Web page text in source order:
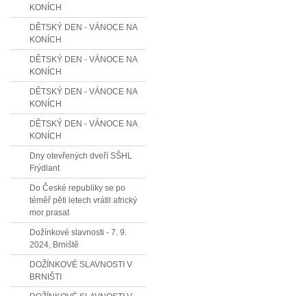
KONÍCH
DĚTSKÝ DEN - VÁNOCE NA
KONÍCH
DĚTSKÝ DEN - VÁNOCE NA
KONÍCH
DĚTSKÝ DEN - VÁNOCE NA
KONÍCH
DĚTSKÝ DEN - VÁNOCE NA
KONÍCH
Dny otevřených dveří SŠHL
Frýdlant
Do České republiky se po
téměř pěti letech vrátil africký
mor prasat
Dožínkové slavnosti - 7. 9.
2024, Brniště
DOŽÍNKOVÉ SLAVNOSTI V
BRNIŠTI